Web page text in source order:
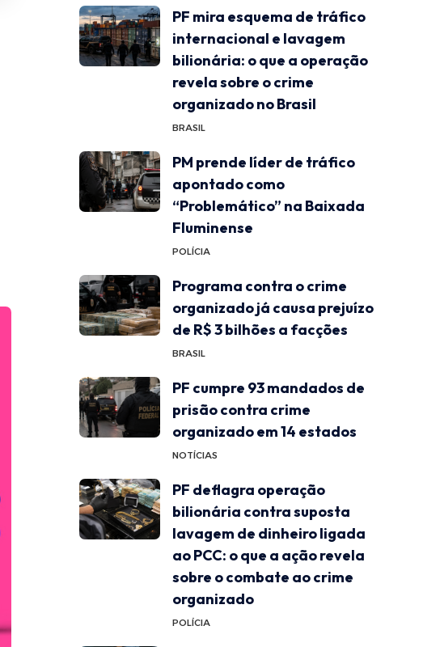
PF mira esquema de tráfico
internacional e lavagem
bilionária: o que a operação
revela sobre o crime
organizado no Brasil
BRASIL
PM prende líder de tráfico
apontado como
“Problemático” na Baixada
Fluminense
POLÍCIA
Programa contra o crime
organizado já causa prejuízo
de R$ 3 bilhões a facções
BRASIL
PF cumpre 93 mandados de
prisão contra crime
organizado em 14 estados
NOTÍCIAS
PF deflagra operação
bilionária contra suposta
lavagem de dinheiro ligada
ao PCC: o que a ação revela
sobre o combate ao crime
organizado
POLÍCIA